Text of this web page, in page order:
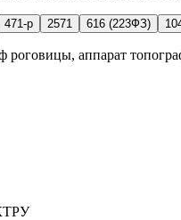
471-р 2571 616 (223ФЗ)
роговицы, аппарат